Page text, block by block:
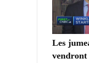
Les
vendront